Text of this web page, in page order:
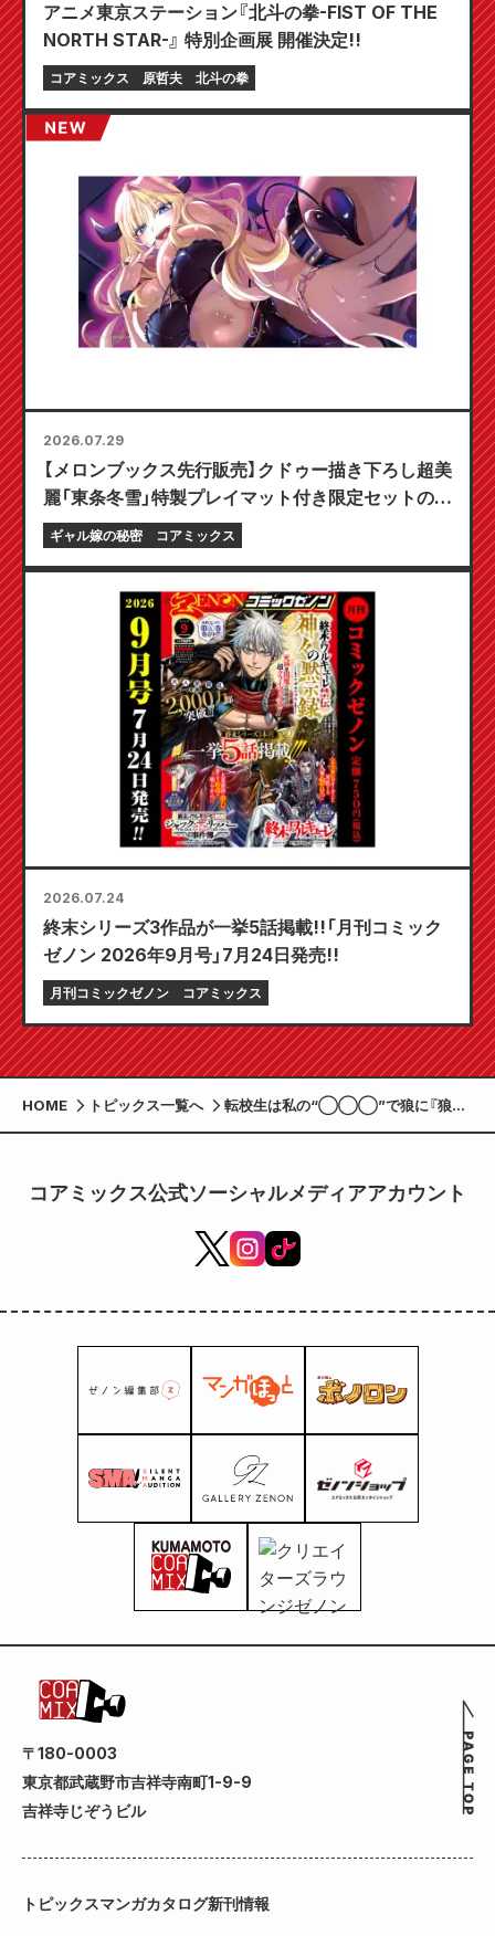
アニメ東京ステーション『北斗の拳-FIST OF THE
NORTH STAR-』 特別企画展 開催決定!!
コアミックス 原哲夫 北斗の拳
2026.07.29
【メロンブックス先行販売】クドゥー描き下ろし超美
麗「東条冬雪」特製プレイマット付き限定セットの予
約受付開始！『ギャル嫁の秘密』最新第6巻が10月20
日発売予定！
ギャル嫁の秘密 コアミックス
2026.07.24
終末シリーズ3作品が一挙5話掲載!!「月刊コミック
ゼノン 2026年9月号」7月24日発売!!
月刊コミックゼノン コアミックス
HOME トピックス一覧へ
転校生は私の“◯◯◯”で狼に『狼少
年真神くん』第1巻1月20日発売 舞台と
コアミックス公式ソーシャルメディアアカウント
〒180-0003
東京都武蔵野市吉祥寺南町1-9-9
吉祥寺じぞうビル
トピックスマンガカタログ新刊情報